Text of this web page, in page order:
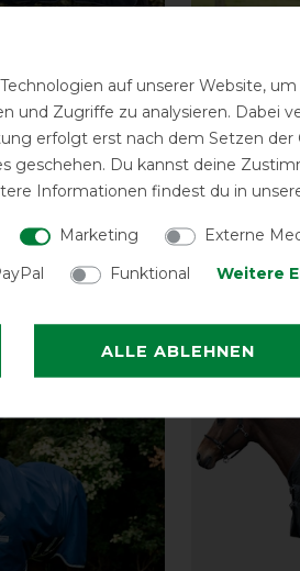
vorher 119,95 €
auf unserer Website,
und Zugriffe zu analysieren. Dabei
erfolgt erst nach dem Setzen
geschehen. Du kannst deine
Informationen findest du in
Marketing Externe
Funktional Weitere
ALLE ABLEHNEN